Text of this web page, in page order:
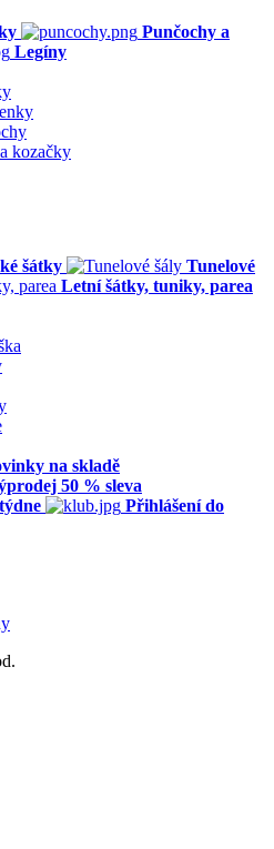
Punčochy a
Legíny
kozačky
šátky
Tunelové
Letní šátky, tuniky, parea
na skladě
50 % sleva
Přihlášení do